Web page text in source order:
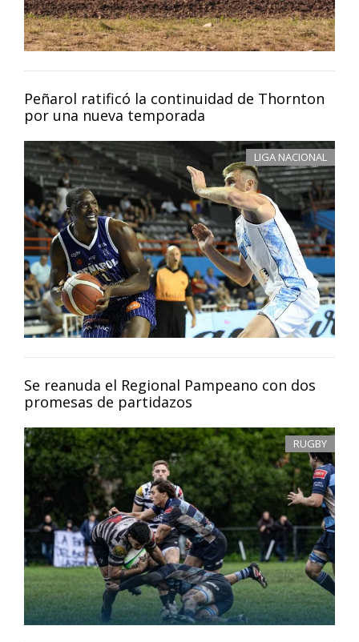
Peñarol ratificó la continuidad de Thornton
por una nueva temporada
LIGA NACIONAL
Se reanuda el Regional Pampeano con dos
promesas de partidazos
RUGBY